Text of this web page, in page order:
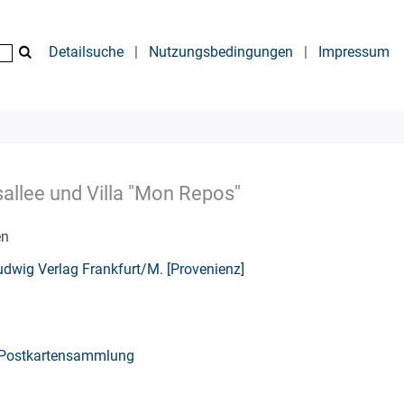
Detailsuche | Nutzungsbedingungen | Impressum
und Villa "Mon Repos"
Verlag Frankfurt/M. [Provenienz]